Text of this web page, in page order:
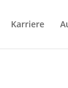
Karriere